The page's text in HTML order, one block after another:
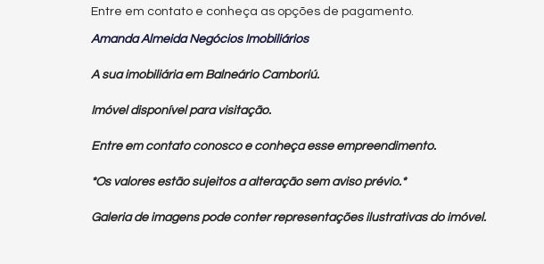
Entre em contato e conheça as opções de pagamento.
Amanda Almeida Negócios Imobiliários
A sua imobiliária em Balneário Camboriú.
Imóvel disponível para visitação.
Entre em contato conosco e conheça esse empreendimento.
*Os valores estão sujeitos a alteração sem aviso prévio.*
Galeria de imagens pode conter representações ilustrativas do imóvel.